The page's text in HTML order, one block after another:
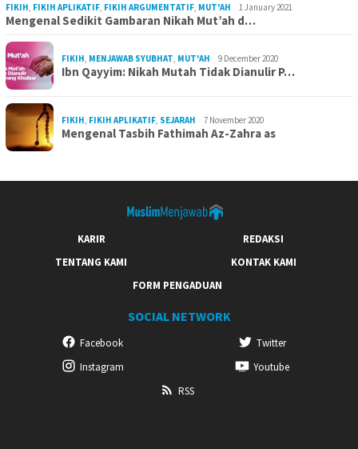
FIKIH, FIKIH APLIKATIF, FIKIH ARGUMENTATIF, MUT'AH 1 January 2021
Mengenal Sedikit Gambaran Nikah Mut’ah d…
FIKIH, MENJAWAB SYUBHAT, MUT'AH 9 December 2020
Ibn Qayyim: Nikah Mutah Tidak Dianulir P…
FIKIH, FIKIH APLIKATIF, SEJARAH 7 November 2020
Mengenal Tasbih Fathimah Az-Zahra as
KARIR
REDAKSI
TENTANG KAMI
KONTAK KAMI
FORM PENGADUAN
SOCIAL NETWORK
Facebook
Twitter
Instagram
Youtube
RSS